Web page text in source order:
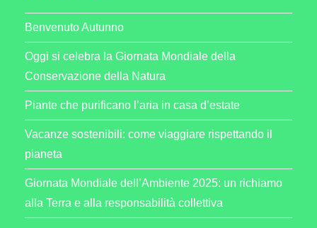
Benvenuto Autunno
Oggi si celebra la Giornata Mondiale della
Conservazione della Natura
Piante che purificano l’aria in casa d’estate
Vacanze sostenibili: come viaggiare rispettando il
pianeta
Giornata Mondiale dell’Ambiente 2025: un richiamo
alla Terra e alla responsabilità collettiva